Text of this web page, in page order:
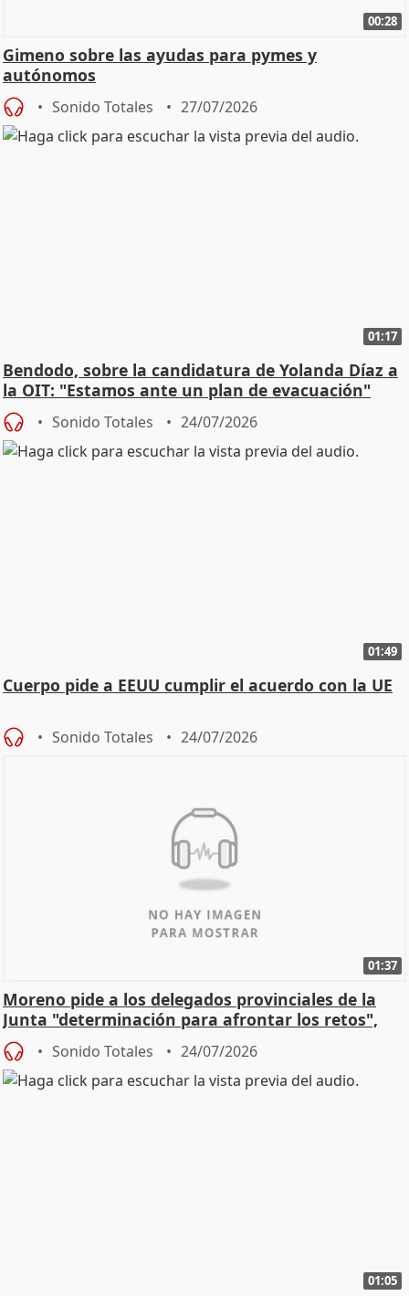
00:28
Gimeno sobre las ayudas para pymes y
autónomos
Sonido Totales 27/07/2026
01:17
Bendodo, sobre la candidatura de Yolanda Díaz a
la OIT: "Estamos ante un plan de evacuación"
Sonido Totales 24/07/2026
01:49
Cuerpo pide a EEUU cumplir el acuerdo con la UE
Sonido Totales 24/07/2026
01:37
Moreno pide a los delegados provinciales de la
Junta "determinación para afrontar los retos",
diálog
Sonido Totales 24/07/2026
01:05